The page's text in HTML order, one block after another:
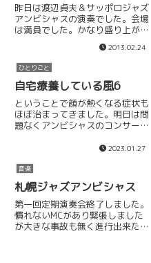
昨日は渡辺貞夫＆サッポロジャズ
アンビシャスの演奏でした。会場
は満員でした。かなり盛り上がっ
たんじゃないかと思います。アン
コールでソロもらっちゃいまし
た。演奏後の集合写真、渡辺貞夫
さん入り。そして終了後のお楽し
み、宴会！良いお酒でした。貞夫
2013.02.24
ひとりごと
自宅療養している風6
ということで顔が熱くなる症状も
ほぼ治まってきました。明日は問
題なくアンビシャスのコンサート
2023.01.27
音楽
札幌ジャズアンビシャス
第一回定期演奏会終了しました。
慣れないMCがあり緊張しました
が大きな事故も無く進行出来たの